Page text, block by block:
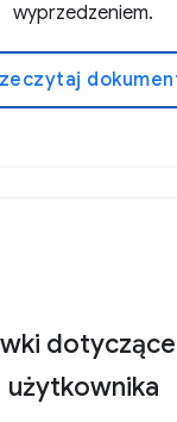
wyprzedzeniem.
użytkownika